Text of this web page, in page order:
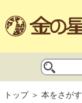
トップ 本をさがす